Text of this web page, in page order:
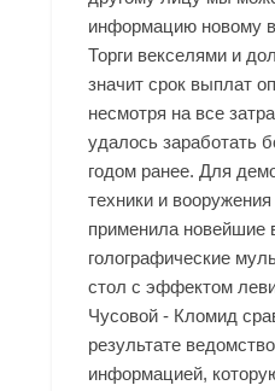
информацию новому
Торги векселями и
значит срок выплат
несмотря на все
удалось заработать
годом ранее. Для
техники и
применила новейшие
голографические
стол с эффектом
Чусовой - Кломид
результате
информацией,